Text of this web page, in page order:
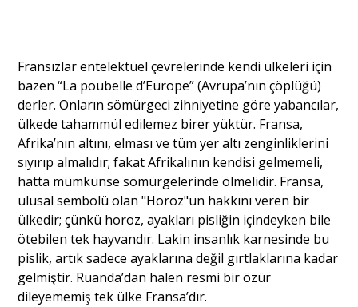
Fransızlar entelektüel çevrelerinde kendi ülkeleri için
bazen “La poubelle d’Europe” (Avrupa’nın çöplüğü)
derler. Onların sömürgeci zihniyetine göre yabancılar,
ülkede tahammül edilemez birer yüktür. Fransa,
Afrika’nın altını, elması ve tüm yer altı zenginliklerini
sıyırıp almalıdır; fakat Afrikalının kendisi gelmemeli,
hatta mümkünse sömürgelerinde ölmelidir. Fransa,
ulusal sembolü olan "Horoz"un hakkını veren bir
ülkedir; çünkü horoz, ayakları pisliğin içindeyken bile
ötebilen tek hayvandır. Lakin insanlık karnesinde bu
pislik, artık sadece ayaklarına değil gırtlaklarına kadar
gelmiştir. Ruanda’dan halen resmi bir özür
dileyememiş tek ülke Fransa’dır.